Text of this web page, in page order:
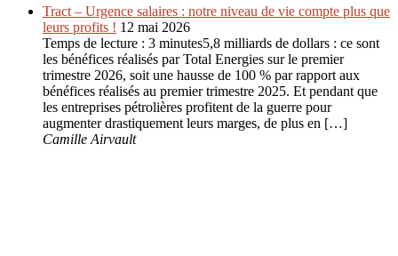
Tract – Urgence salaires : notre niveau de vie compte plus que
leurs profits ! 12 mai 2026
Temps de lecture : 3 minutes5,8 milliards de dollars : ce sont
les bénéfices réalisés par Total Energies sur le premier
trimestre 2026, soit une hausse de 100 % par rapport aux
bénéfices réalisés au premier trimestre 2025. Et pendant que
les entreprises pétrolières profitent de la guerre pour
augmenter drastiquement leurs marges, de plus en […]
Camille Airvault